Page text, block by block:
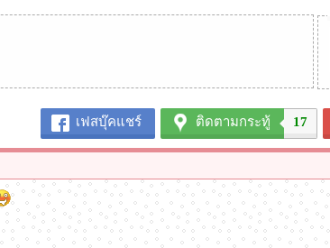
เฟสบุ๊คแชร์ ติดตามกระทู้ 17